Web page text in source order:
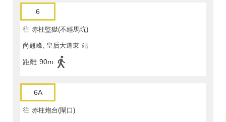
6
往 赤柱監獄(不經馬坑)
尚翹峰, 皇后大道東 站
距離 90m
6A
往 赤柱炮台(閘口)